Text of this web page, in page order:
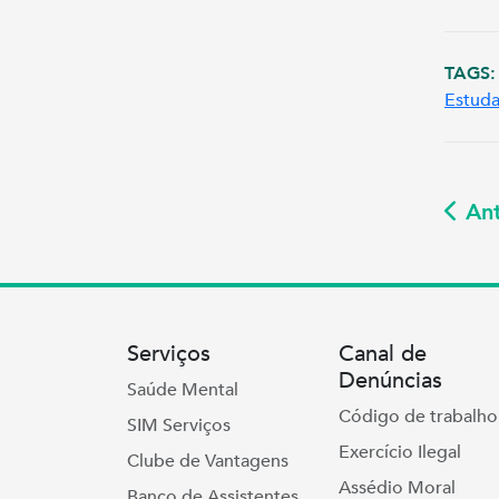
TAGS:
Serviços
Saúde Mental
SIM Serviços
Clube de Vantagens
Canal de
Denúncias
Código de trabalho
Exercício Ilegal
Assédio Moral